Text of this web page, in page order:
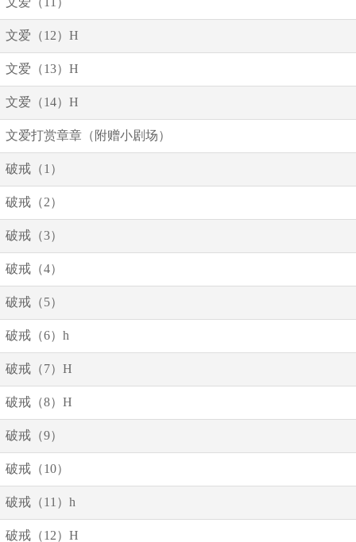
文爱（12）H
文爱（13）H
文爱（14）H
文爱打赏章章（附赠小剧场）
破戒（1）
破戒（2）
破戒（3）
破戒（4）
破戒（5）
破戒（6）h
破戒（7）H
破戒（8）H
破戒（9）
破戒（10）
破戒（11）h
破戒（12）H